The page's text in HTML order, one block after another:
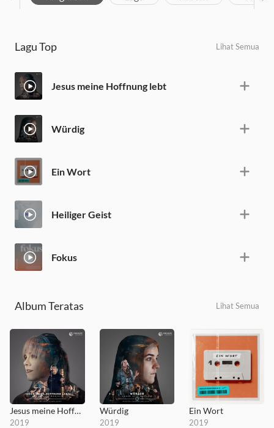
Lagu Top Lihat Semua
Jesus meine Hoffnung lebt
Würdig
Ein Wort
Heiliger Geist
Fokus
Album Teratas Lihat Semua
Jesus meine Hoffnung lebt
2019
Würdig
2019
Ein Wort
2019